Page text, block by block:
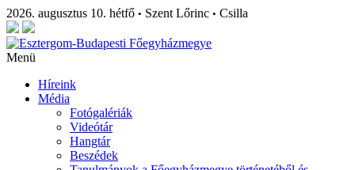
2026. augusztus 10. hétfő • Szent Lőrinc • Csilla
Menü
Híreink
Média
Fotógalériák
Videótár
Hangtár
Beszédek